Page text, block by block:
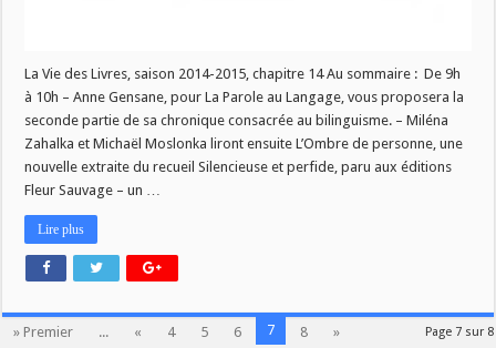
La Vie des Livres, saison 2014-2015, chapitre 14 Au sommaire : De 9h
à 10h – Anne Gensane, pour La Parole au Langage, vous proposera la
seconde partie de sa chronique consacrée au bilinguisme. – Miléna
Zahalka et Michaël Moslonka liront ensuite L’Ombre de personne, une
nouvelle extraite du recueil Silencieuse et perfide, paru aux éditions
Fleur Sauvage – un …
Lire plus
Page 7 sur 8
» Premier ... « 4 5 6 7 8 »